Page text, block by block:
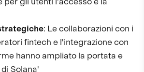
: Le collaborazioni con i
fintech e l'integrazione con
hanno ampliato la portata e
Solana'